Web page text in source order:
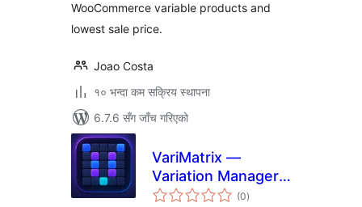
WooCommerce variable products and
lowest sale price.
Joao Costa
१० भन्दा कम सक्रिय स्थापना
6.7.6 सँग जाँच गरिएको
VariMatrix —
Variation Manager
for WooCommerce
(0कुल
रेटिङ्गहरू
)